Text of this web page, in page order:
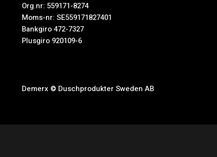
Org.nr: 559171-8274
Moms-nr: SE559171827401
Bankgiro 472-7327
Plusgiro 920109-6
Demerx © Duschprodukter Sweden AB